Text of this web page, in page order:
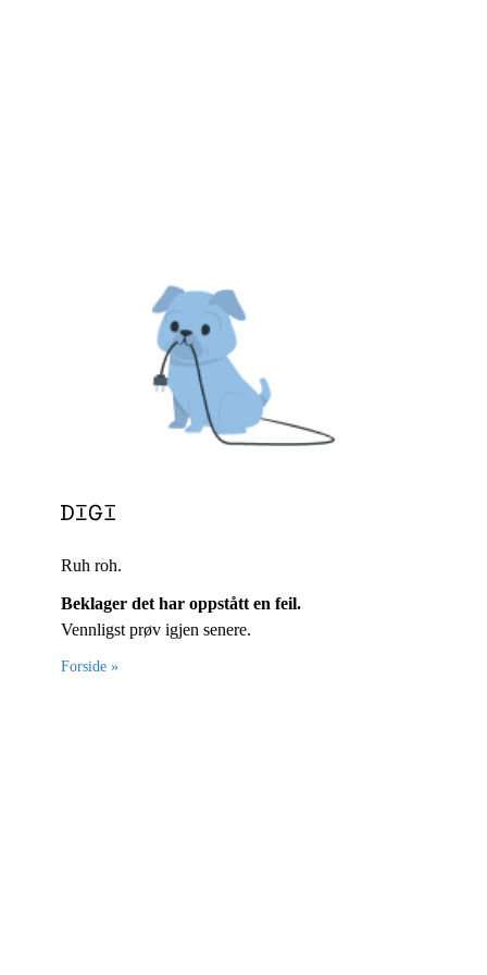
Ruh roh.
Beklager det har oppstått en feil.
Vennligst prøv igjen senere.
Forside »